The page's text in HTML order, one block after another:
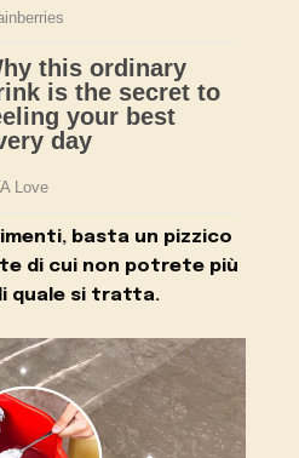
basta un pizzico
di cui non potrete più
quale si tratta.